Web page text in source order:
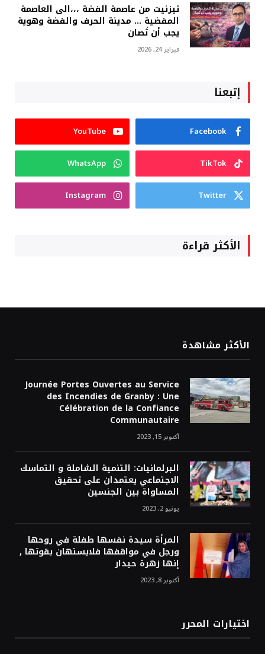
تيزنيت من عاصمة الفضة ،،،الى العاصمة
المفضية … مدينة الحرف والفضة وهوية
يجب أن تُصان
فبراير 24, 2026
إتبعنا
Facebook
YouTube
TikTok
WhatsApp
Twitter
Instagram
الأكثر قراءة
الأكثر مشاهدة
Journée Portes Ouvertes au Service
des Incendies de Granby : Une
Célébration de la Confiance
Communautaire
أكتوبر 15, 2023
البرلمانيات: التنمية الشاملة و التماسك
الاجتماعي يعتمدان على تحقيق
المساواة بين الجنسين
يونيو 2, 2023
المرأة سيدة نفسها طفلة في روحها
ورجل في مواقفها فلايستهان بقوتها ,
إنها زهرة حيدار
أكتوبر 8, 2023
اختيارات المحرر